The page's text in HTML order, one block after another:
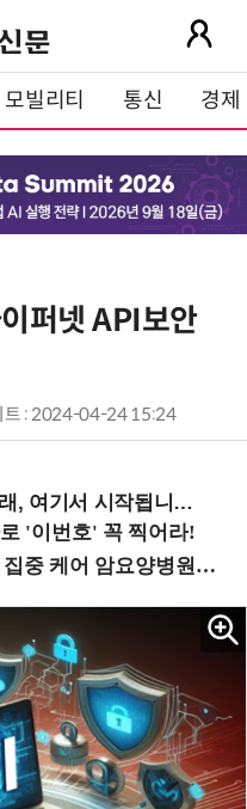
모빌리티 통신 경제
퍼넷 API보안
트 : 2024-04-24 15:24
작됩니다! (9/2 강남역)